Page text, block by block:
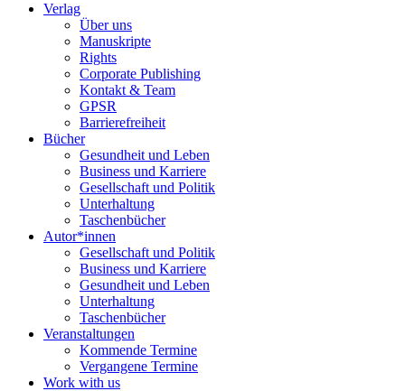
Verlag
Über uns
Manuskripte
Rights
Corporate Publishing
Kontakt & Team
GPSR
Barrierefreiheit
Bücher
Gesundheit und Leben
Business und Karriere
Gesellschaft und Politik
Unterhaltung
Taschenbücher
Autor*innen
Gesellschaft und Politik
Business und Karriere
Gesundheit und Leben
Unterhaltung
Taschenbücher
Veranstaltungen
Kommende Termine
Vergangene Termine
Work with us